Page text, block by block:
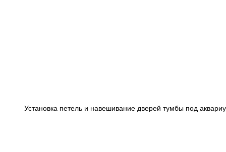
Установка петель и навешивание дверей тумбы под